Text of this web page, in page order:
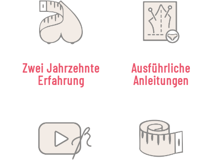
Zwei Jahrzehnte
Erfahrung
Ausführliche
Anleitungen